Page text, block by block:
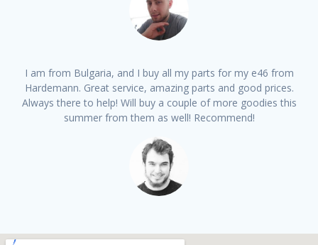
I am from Bulgaria, and I buy all my parts for my e46 from
Hardemann. Great service, amazing parts and good prices.
Always there to help! Will buy a couple of more goodies this
summer from them as well! Recommend!